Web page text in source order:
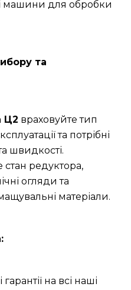
машини для обробки
та
Ц2 враховуйте тип
та потрібні
швидкості.
стан редуктора,
огляди та
матеріали.
на всі наші